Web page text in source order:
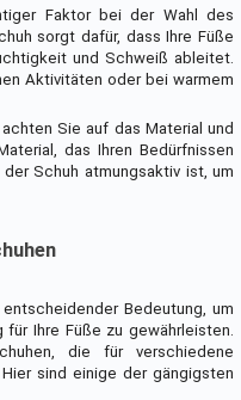
Faktor bei der Wahl des
sorgt dafür, dass Ihre Füße
und Schweiß ableitet.
Aktivitäten oder bei warmem
Sie auf das Material und
das Ihren Bedürfnissen
Schuh atmungsaktiv ist, um
Bedeutung, um
Ihre Füße zu gewährleisten.
die für verschiedene
sind einige der gängigsten